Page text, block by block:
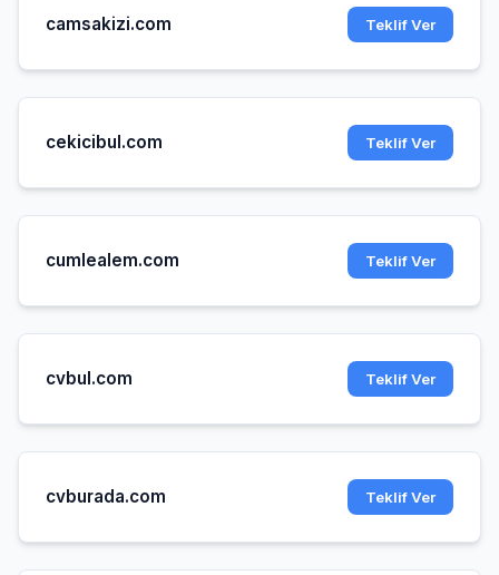
camsakizi.com Teklif Ver
cekicibul.com Teklif Ver
cumlealem.com Teklif Ver
cvbul.com Teklif Ver
cvburada.com Teklif Ver